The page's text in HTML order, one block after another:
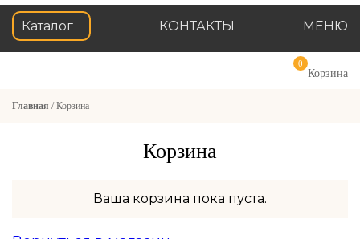
Каталог КОНТАКТЫ МЕНЮ
0
Корзина
Главная / Корзина
Корзина
Ваша корзина пока пуста.